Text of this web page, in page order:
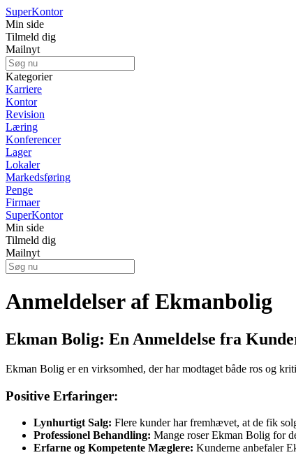
SuperKontor
Min side
Tilmeld dig
Mailnyt
Kategorier
Karriere
Kontor
Revision
Læring
Konferencer
Lager
Lokaler
Markedsføring
Penge
Firmaer
SuperKontor
Min side
Tilmeld dig
Mailnyt
Anmeldelser af Ekmanbolig
Ekman Bolig: En Anmeldelse fra
Ekman Bolig er en virksomhed, der har modtaget både ros og
Positive Erfaringer:
Lynhurtigt Salg: Flere kunder har fremhævet, at de fik
Professionel Behandling: Mange roser Ekman Bolig for
Erfarne og Kompetente Mæglere: Kunderne anbefaler